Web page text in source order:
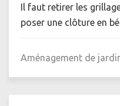
Il faut retirer les
poser une clôture en
Aménagement de